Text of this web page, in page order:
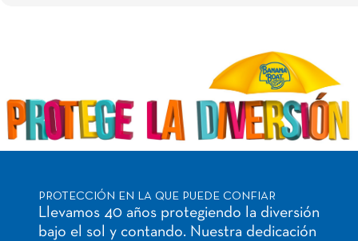
PROTECCIÓN EN LA QUE PUEDE CONFIAR
Llevamos 40 años protegiendo la diversión
bajo el sol y contando. Nuestra dedicación